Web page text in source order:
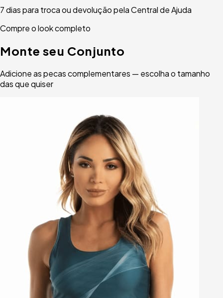
7 dias para troca ou devolução pela Central de Ajuda
Compre o look completo
Monte seu Conjunto
Adicione as pecas complementares — escolha o tamanho
das que quiser